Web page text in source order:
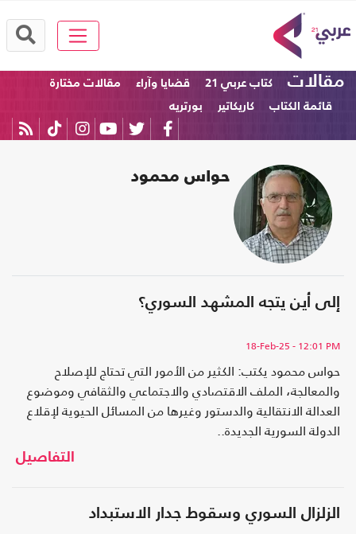
مقالات كتاب عربي 21 قضايا وآراء
مقالات مختارة
قائمة الكتاب
كاريكاتير بورتريه
حواس محمود
إلى أين يتجه المشهد السوري؟
18-Feb-25 - 12:01 PM
حواس محمود يكتب: الكثير من الأمور التي تحتاج للإصلاح
والمعالجة، الملف الاقتصادي والاجتماعي والثقافي وموضوع
العدالة الانتقالية والدستور وغيرها من المسائل الحيوية لإقلاع
الدولة السورية الجديدة..
التفاصيل
الزلزال السوري وسقوط جدار الاستبداد